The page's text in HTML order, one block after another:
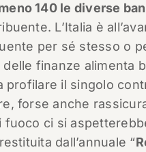
140 le diverse
L’Italia è
per sé stesso o
delle finanze
profilare il singolo
forse anche
fuoco ci si
dall’annuale “